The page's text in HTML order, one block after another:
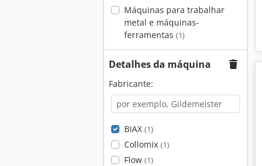
Máquinas para trabalhar
metal e máquinas-
ferramentas (1)
Detalhes da máquina
Fabricante:
BIAX (1)
Collomix (1)
Flow (1)